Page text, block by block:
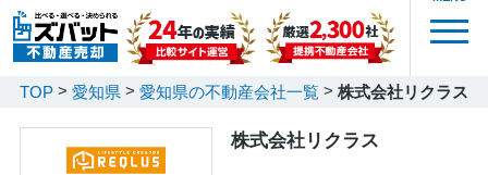
TOP 愛知県 愛知県の不動産会社一覧 株式会社リクラス
株式会社リクラス